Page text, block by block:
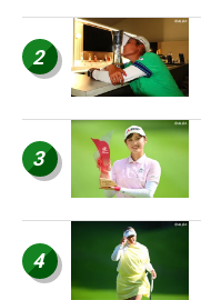
2
3
4